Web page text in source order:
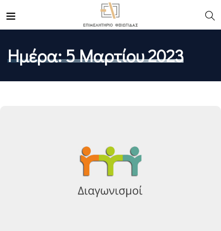
Ημέρα:5 Μαρτίου 2023